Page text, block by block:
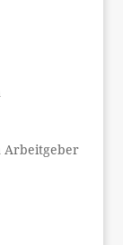
Arbeitgeber